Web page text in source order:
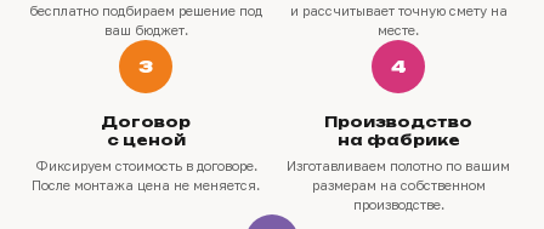
бесплатно подбираем решение под
ваш бюджет.
и рассчитывает точную смету на
месте.
3
Договор
с ценой
Фиксируем стоимость в договоре.
После монтажа цена не меняется.
4
Производство
на фабрике
Изготавливаем полотно по вашим
размерам на собственном
производстве.